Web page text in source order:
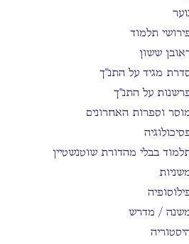
תלמוד
ששון
מגיד על התנ"ך
על התנ"ך
וספרות האחרונים
בבלי מהדורת שוטנשטיין
/ מדרש